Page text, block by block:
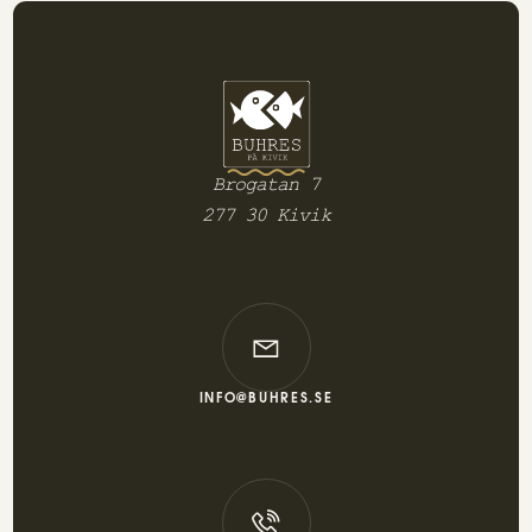
INFO@BUHRES.SE
Brogatan 7
277 30 Kivik